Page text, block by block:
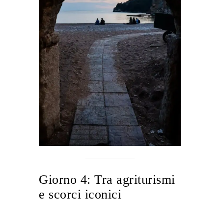
Giorno 4: Tra agriturismi
e scorci iconici